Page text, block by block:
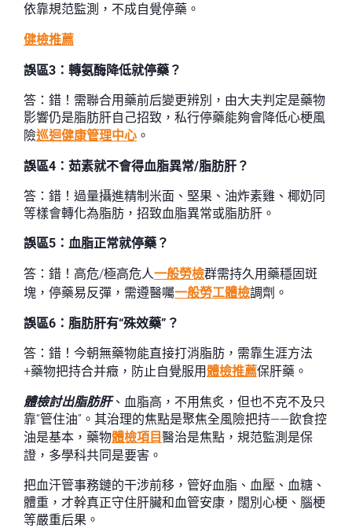
依靠規范監測，不成自覺停藥。
健檢推薦
誤區3：轉氨酶降低就停藥？
答：錯！需聯合用藥前后變更辨別，由大夫判定是藥物
影響仍是脂肪肝自己招致，私行停藥能夠會降低心梗風
險巡迴健康管理中心 。
誤區4：茹素就不會得血脂異常/脂肪肝？
答：錯！過量攝進精制米面、堅果、油炸素雞、椰奶同
等樣會轉化為脂肪，招致血脂異常或脂肪肝。
誤區5：血脂正常就停藥？
答：錯！高危/極高危人一般勞檢群需持久用藥穩固斑
塊，停藥易反彈，需遵醫囑一般勞工體檢調劑。
誤區6：脂肪肝有“殊效藥”？
答：錯！今朝無藥物能直接打消脂肪，需靠生涯方法
+藥物把持合并癥，防止自覺服用體檢推薦保肝藥。
體檢討出脂肪肝、血脂高，不用焦炙，但也不克不及只
靠“管住油”。其治理的焦點是聚焦全風險把持——飲食控
油是基本，藥物體檢項目醫治是焦點，規范監測是保
證，多學科共同是要害。
把血汗管事務鏈的干涉前移，管好血脂、血壓、血糖、
體重，才幹真正守住肝臟和血管安康，闊別心梗、腦梗
等嚴重后果。